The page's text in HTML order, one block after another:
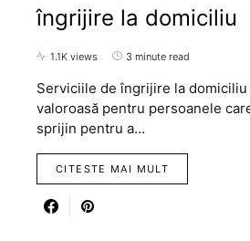
îngrijire la domiciliu
1.1K views 3 minute read
Serviciile de îngrijire la
valoroasă pentru persoanele
sprijin pentru a…
CITESTE MAI MULT